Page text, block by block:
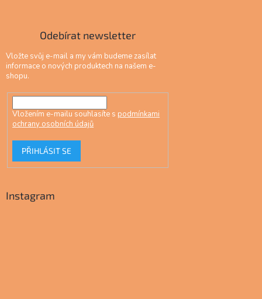
Odebírat newsletter
Vložte svůj e-mail a my vám budeme zasílat
informace o nových produktech na našem e-
shopu.
Vložením e-mailu souhlasíte s podmínkami
ochrany osobních údajů
PŘIHLÁSIT SE
Instagram